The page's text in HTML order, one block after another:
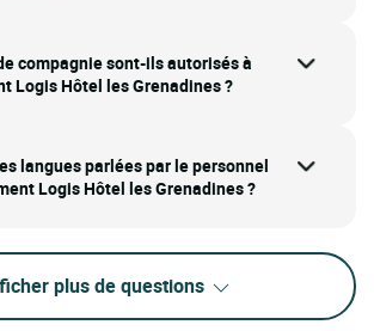
compagnie sont-ils autorisés à
Logis Hôtel les Grenadines ?
langues parlées par le personnel
Logis Hôtel les Grenadines ?
plus de questions